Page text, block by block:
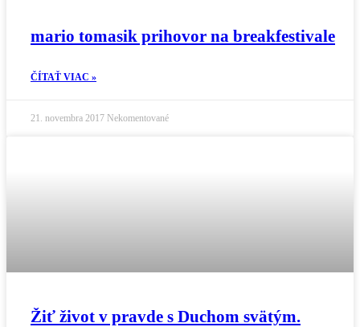
mario tomasik prihovor na breakfestivale
ČÍTAŤ VIAC »
21. novembra 2017 Nekomentované
Žiť život v pravde s Duchom svätým.